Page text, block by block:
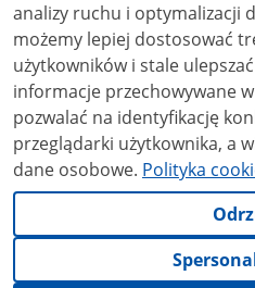
analizy ruchu i optymalizacji
możemy lepiej dostosować
użytkowników i stale ulepszać nasze
informacje przechowywane
pozwalać na identyfikację
przeglądarki użytkownika, a
dane osobowe. Polityka